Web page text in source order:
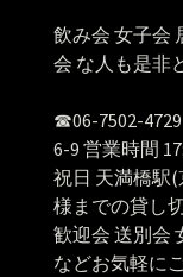
飲み会 女子会
会 な人も是非
☎︎06-7502-
6-9 営業時間
祝日 天満橋駅
様までの貸し
歓迎会 送別会
などお気軽に